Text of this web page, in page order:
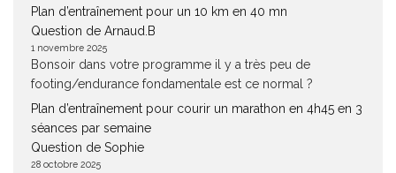
Plan d’entraînement pour un 10 km en 40 mn
Question de Arnaud.B
1 novembre 2025
Bonsoir dans votre programme il y a très peu de
footing/endurance fondamentale est ce normal ?
Plan d’entraînement pour courir un marathon en 4h45 en 3
séances par semaine
Question de Sophie
28 octobre 2025